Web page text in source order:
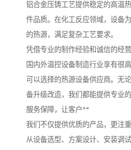
铝合金压铸工艺提供稳定的高温
件品质。在化工反应领域，设备
的热源，满足复杂工艺要求。
凭借专业的制作经验和诚信的经
国内外温控设备制造行业享有很
可以选择的热源设备供应商。无
备升级改造，我们都能提供专业的
服务保障，让客户**
我们不仅提供优质的产品，更注
从设备选型、方案设计、安装调